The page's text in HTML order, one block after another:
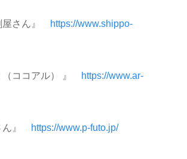
屋さん』 https://www.shippo-
（ココアル） 』 https://www.ar-
ん』 https://www.p-futo.jp/